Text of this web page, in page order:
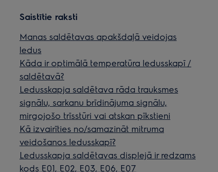
Saistītie raksti
Manas saldētavas apakšdaļā veidojas
ledus
Kāda ir optimālā temperatūra ledusskapī /
saldētavā?
Ledusskapja saldētava rāda trauksmes
signālu, sarkanu brīdinājuma signālu,
mirgojošo trīsstūri vai atskan pīkstieni
Kā izvairīties no/samazināt mitruma
veidošanos ledusskapī?
Ledusskapja saldētavas displejā ir redzams
kods E01, E02, E03, E06, E07